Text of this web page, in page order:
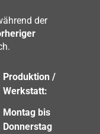
der
Produktion /
Werkstatt:
Montag bis
Donnerstag